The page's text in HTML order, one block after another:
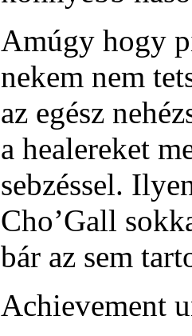
Amúgy hogy
nekem nem
az egész
a healereket
sebzéssel.
Cho’Gall
bár az sem
Achievement